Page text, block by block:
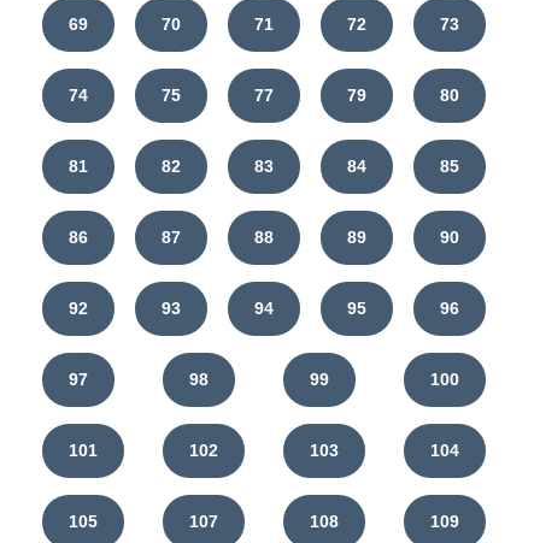
69 70 71 72 73
74 75 77 79 80
81 82 83 84 85
86 87 88 89 90
92 93 94 95 96
97 98 99 100
101 102 103 104
105 107 108 109